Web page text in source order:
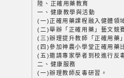
陸、正確用藥教育
一、健康教學與活動
(一)正確用藥課程融入健體領
(二)舉辦「正確用藥」藝文競
(三)辦理提升教師「正確用藥
(四)參加神農小學堂正確用藥
(五)邀請專家學者到校進行反
二、健康服務
(一)辦理教師反毒研習。